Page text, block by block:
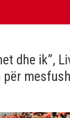
dhe ik”,
për